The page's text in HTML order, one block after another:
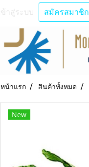
สมัครสมาชิก
หน้าแรก สินค้าทั้งหมด
New